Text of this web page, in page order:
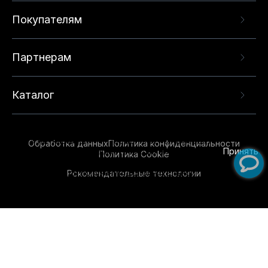
Покупателям
Партнерам
Каталог
Обработка данныхПолитика конфиденциальности
Политика Cookie
Рекомендательные технологии
опыта на нашем сайте. Продолжая использовать
данный сайт, вы соглашаетесь с использованием
технологий. Для получения дополнительной
Принять